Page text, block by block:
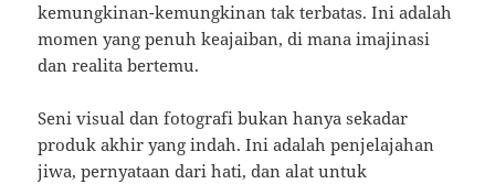
kemungkinan-kemungkinan tak terbatas. Ini adalah
momen yang penuh keajaiban, di mana imajinasi
dan realita bertemu.
Seni visual dan fotografi bukan hanya sekadar
produk akhir yang indah. Ini adalah penjelajahan
jiwa, pernyataan dari hati, dan alat untuk